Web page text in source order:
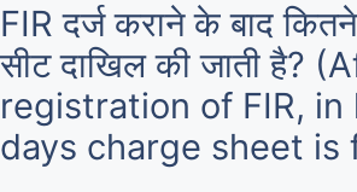
FIR दर्ज कराने के बाद कितने
सीट दाखिल की जाती है?
registration of FIR, in
days charge sheet is